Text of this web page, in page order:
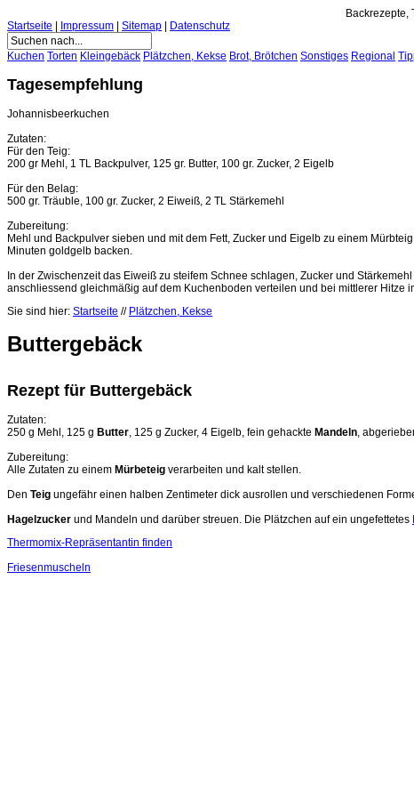
Backrezepte,
Startseite
Impressum Sitemap Datenschutz
Kuchen Torten Kleingebäck Plätzchen, Kekse Brot, Brötchen Sonstiges Regional
Tagesempfehlung
Johannisbeerkuchen
Zutaten:
Für den Teig:
200 gr Mehl, 1 TL Backpulver, 125 gr. Butter, 100 gr. Zucker, 2 Eigelb
Für den Belag:
500 gr. Träuble, 100 gr. Zucker, 2 Eiweiß, 2 TL Stärkemehl
Zubereitung:
Mehl und Backpulver sieben und mit dem Fett, Zucker und Eigelb zu einem
Minuten goldgelb backen.
In der Zwischenzeit das Eiweiß zu steifem Schnee schlagen, Zucker und
anschliessend gleichmäßig auf dem Kuchenboden verteilen und bei mittlerer Hitze
Sie sind hier: Startseite // Plätzchen, Kekse
Buttergebäck
Rezept für Buttergebäck
Zutaten:
250 g Mehl, 125 g Butter, 125 g Zucker, 4 Eigelb, fein gehackte Mandeln,
Zubereitung:
Alle Zutaten zu einem Mürbeteig verarbeiten und kalt stellen.
Den Teig ungefähr einen halben Zentimeter dick ausrollen und verschiedenen
Hagelzucker und Mandeln und darüber streuen. Die Plätzchen auf ein ungefettetes
Thermomix-Repräsentantin finden
Friesenmuscheln